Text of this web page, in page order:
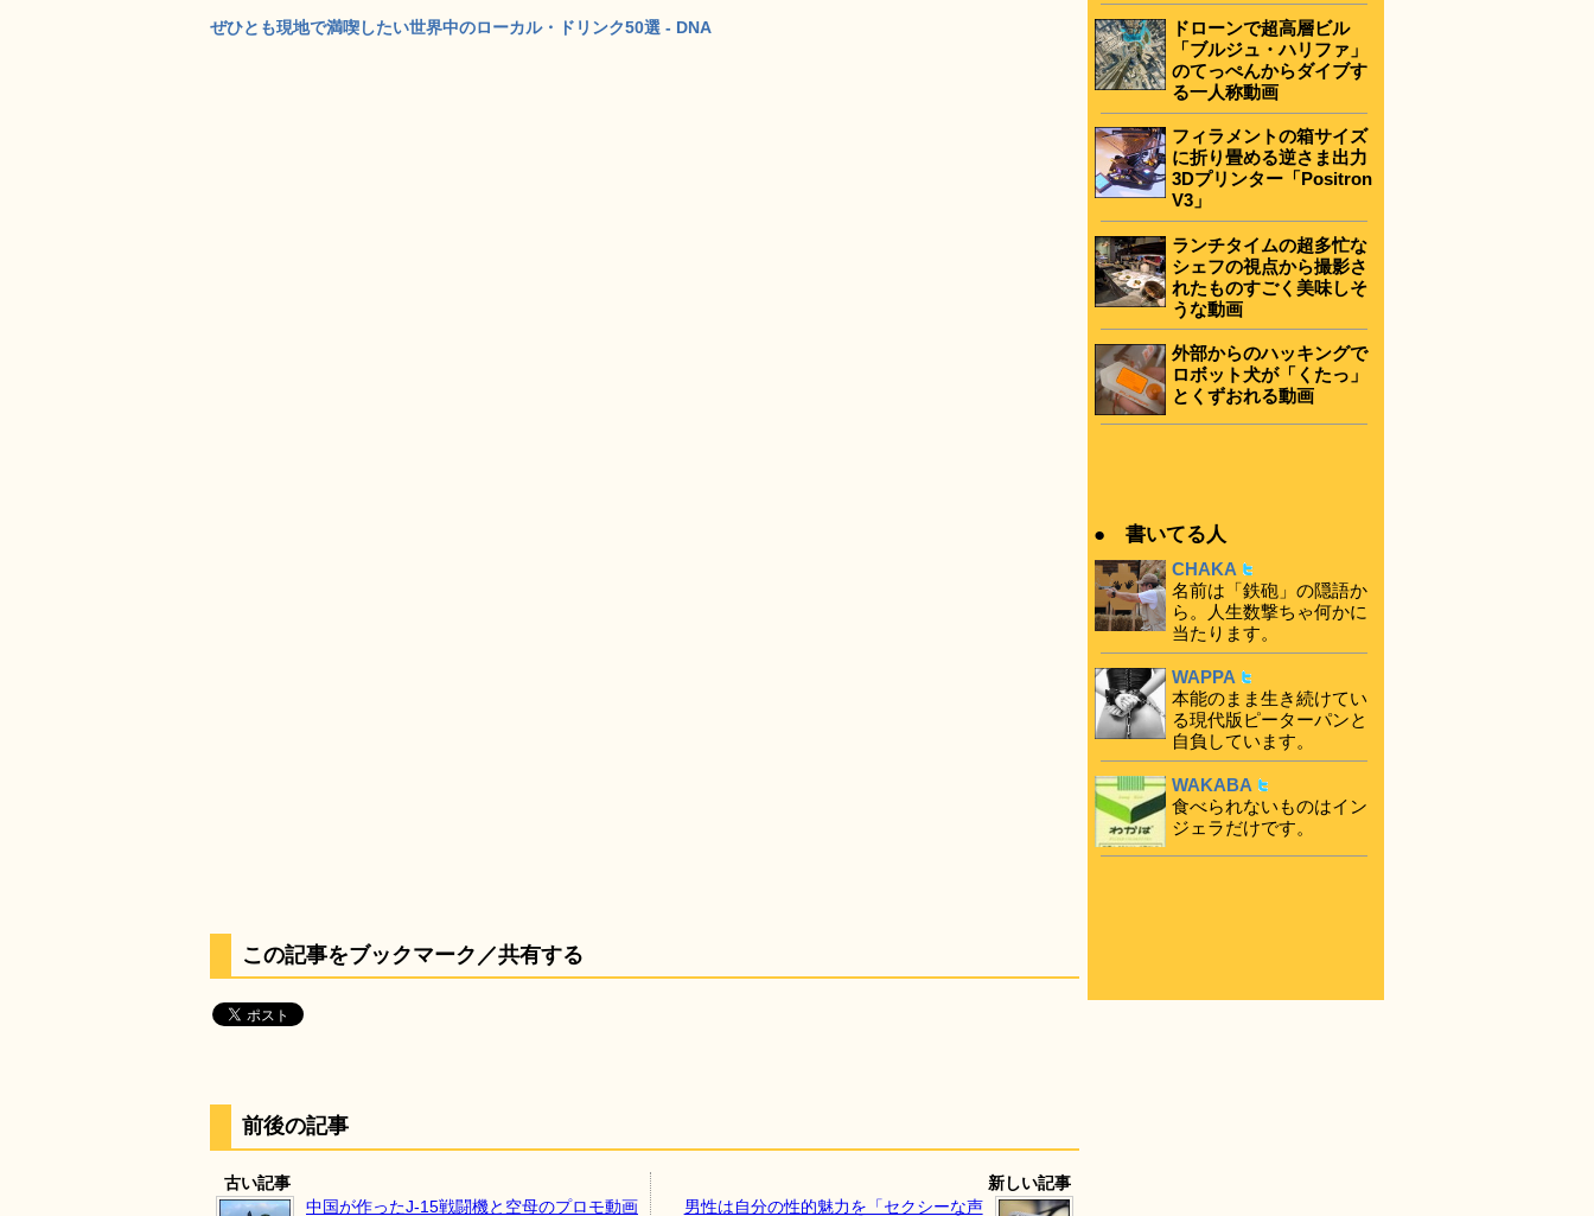
ぜひとも現地で満喫したい世界中のローカル・ドリンク50選 - DNA
この記事をブックマーク／共有する
前後の記事
古い記事
中国が作ったJ-15戦闘機と空母のプロモ動画
新しい記事
男性は自分の性的魅力を「セクシーな声
ドローンで超高層ビル
「ブルジュ・ハリファ」
のてっぺんからダイブす
る一人称動画
フィラメントの箱サイズ
に折り畳める逆さま出力
3Dプリンター「Positron
V3」
ランチタイムの超多忙な
シェフの視点から撮影さ
れたものすごく美味しそ
うな動画
外部からのハッキングで
ロボット犬が「くたっ」
とくずおれる動画
● 書いてる人
CHAKA
名前は「鉄砲」の隠語か
ら。人生数撃ちゃ何かに
当たります。
WAPPA
本能のまま生き続けてい
る現代版ピーターパンと
自負しています。
WAKABA
食べられないものはイン
ジェラだけです。